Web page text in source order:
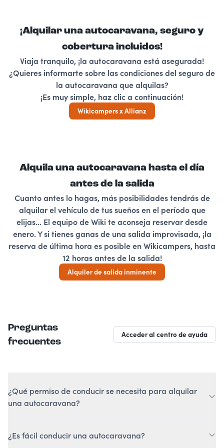
¡Alquilar una autocaravana, seguro y
cobertura incluidos!
Viaja tranquilo, ¡la autocaravana está asegurada!
¿Quieres informarte sobre las condiciones del seguro de
la autocaravana que alquilas?
¡Es muy simple, haz clic a continuación!
Wikicampers x Allianz
Alquila una autocaravana hasta el día
antes de la salida
Cuanto antes lo hagas, más posibilidades tendrás de
alquilar el vehículo de tus sueños en el período que
elijas... El equipo de Wiki te aconseja reservar desde
enero. Y si tienes ganas de una salida improvisada, ¡la
reserva de última hora es posible en Wikicampers, hasta
12 horas antes de la salida!
Alquiler de salida inminente
Preguntas
frecuentes
Acceder al centro de ayuda
¿Qué permiso de conducir se necesita para alquilar
una autocaravana?
ya que los vehículos tienen un peso inferior a 3,5
¿Es fácil conducir una autocaravana?